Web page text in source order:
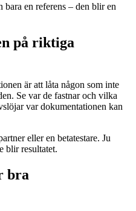
en referens – den blir en
på riktiga
är att låta någon som inte
Se var de fastnar och vilka
var dokumentationen kan
eller en betatestare. Ju
blir resultatet.
bra